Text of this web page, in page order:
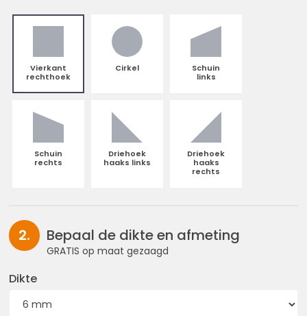
Vierkant
rechthoek
Cirkel
Schuin
links
Schuin
rechts
Driehoek
haaks links
Driehoek
haaks
rechts
Bepaal de dikte en afmeting
GRATIS op maat gezaagd
Dikte